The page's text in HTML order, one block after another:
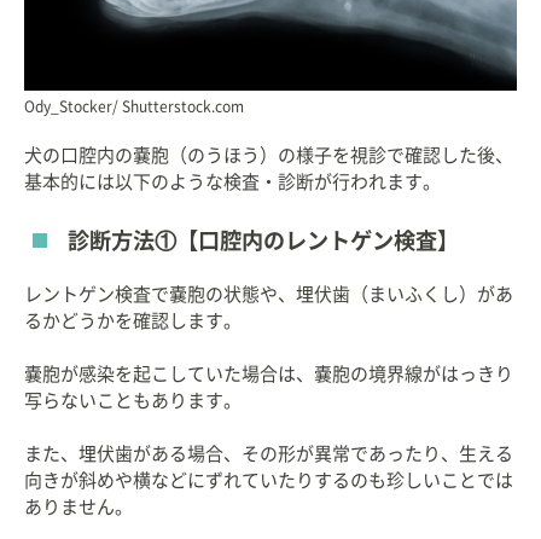
Ody_Stocker/ Shutterstock.com
犬の口腔内の嚢胞（のうほう）の様子を視診で確認した後、
基本的には以下のような検査・診断が行われます。
診断方法①【口腔内のレントゲン検査】
レントゲン検査で嚢胞の状態や、埋伏歯（まいふくし）があ
るかどうかを確認します。
嚢胞が感染を起こしていた場合は、嚢胞の境界線がはっきり
写らないこともあります。
また、埋伏歯がある場合、その形が異常であったり、生える
向きが斜めや横などにずれていたりするのも珍しいことでは
ありません。